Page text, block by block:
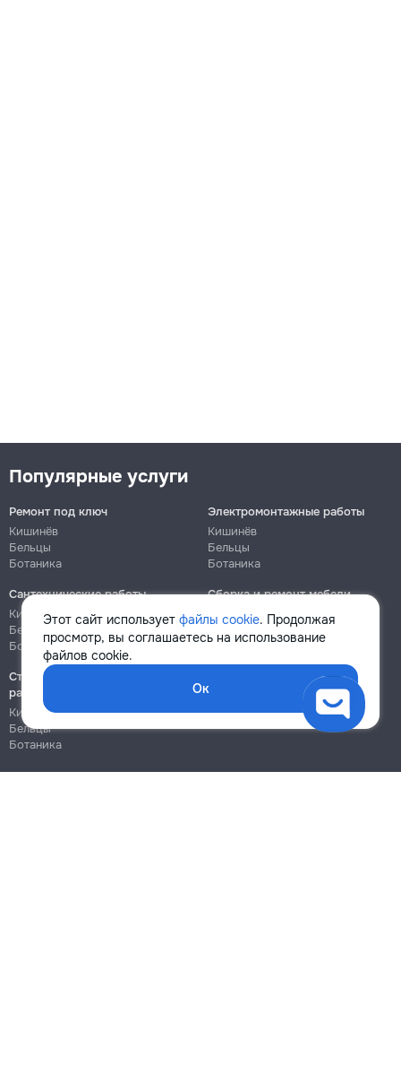
Этот сайт использует файлы cookie. Продолжая
просмотр, вы соглашаетесь на использование
файлов cookie.
Ок
Популярные услуги
Ремонт под ключ
Кишинёв
Бельцы
Ботаника
Электромонтажные работы
Кишинёв
Бельцы
Ботаника
Сантехнические работы
Кишинёв
Бельцы
Ботаника
Сборка и ремонт мебели
Кишинёв
Ботаника
Строительно-монтажные
работы
Кишинёв
Бельцы
Ботаника